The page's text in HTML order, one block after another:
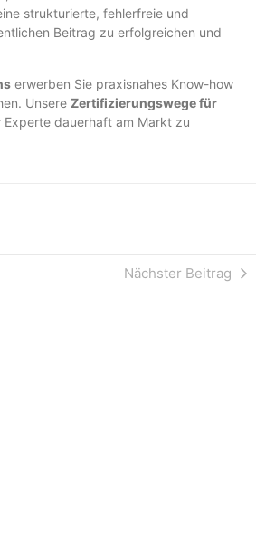
strukturierte, fehlerfreie und
Beitrag zu erfolgreichen und
erwerben Sie praxisnahes Know-how
Unsere Zertifizierungswege für
dauerhaft am Markt zu
Nächster Beitrag